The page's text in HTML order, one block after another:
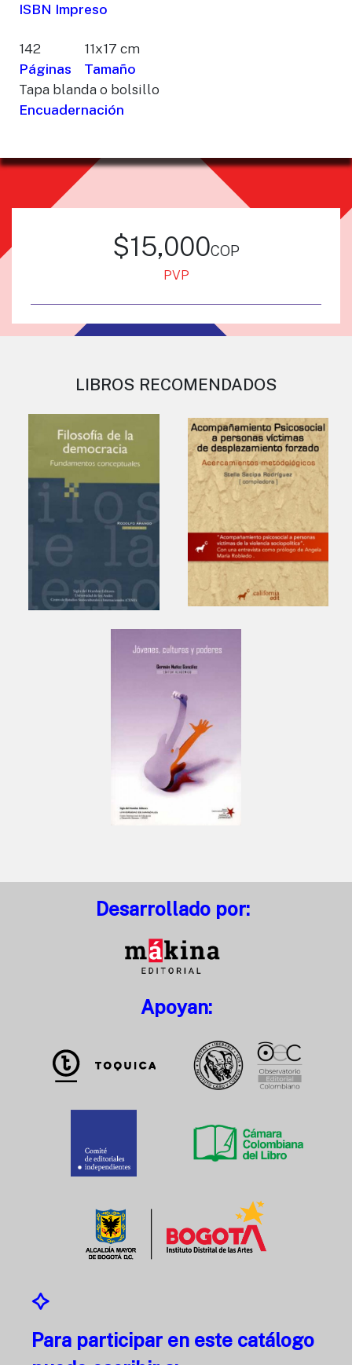
ISBN Impreso
142
Páginas
11x17 cm
Tamaño
Tapa blanda o bolsillo
Encuadernación
$15,000cop
PVP
LIBROS RECOMENDADOS
Desarrollado por:
Apoyan:
Para participar en este catálogo